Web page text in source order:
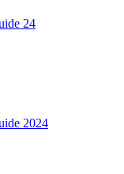
24
2024